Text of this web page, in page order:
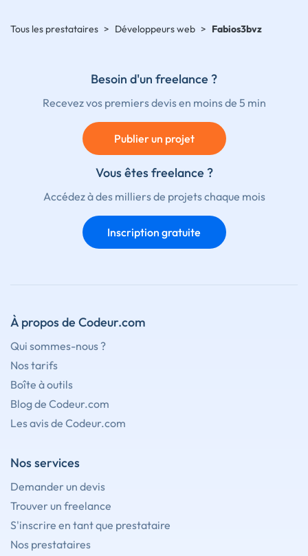
Tous les prestataires > Développeurs web > Fabios3bvz
Besoin d'un freelance ?
Recevez vos premiers devis en moins de 5 min
Publier un projet
Vous êtes freelance ?
Accédez à des milliers de projets chaque mois
Inscription gratuite
À propos de Codeur.com
Qui sommes-nous ?
Nos tarifs
Boîte à outils
Blog de Codeur.com
Les avis de Codeur.com
Nos services
Demander un devis
Trouver un freelance
S'inscrire en tant que prestataire
Nos prestataires